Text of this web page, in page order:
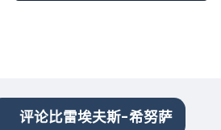
评论比雷埃夫斯-希努萨